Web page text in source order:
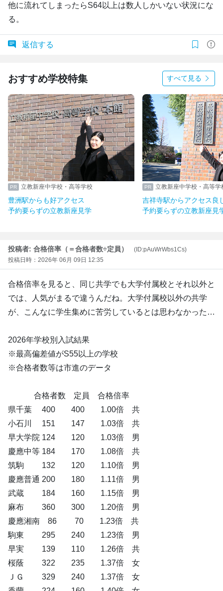
他に流れてしまったらS64以上は数人しかいない状況にな
る。
返信する
おすすめ学校特集 すべて見る
校・高等学校
アクセス
教新座見学
立教新座中学校・高等学校
吉祥寺駅からアクセス良し
予約要らずの立教新座見学
投稿者: 合格倍率（＝合格者数÷定員）
(ID:pAuWrWbs1Cs)
投稿日時：2026年 06月 09日 12:35
合格倍率を見ると、同じ共学でも大学付属校とそれ以外と
では、人気がまるで違うんだね。大学付属校以外の共学
が、こんなに学生集めに苦労しているとは思わなかった…
2026年学校別入試結果
※最高偏差値がS55以上の学校
※合格者数等は市進のデータ
合格者数 定員 合格倍率
県千葉 400 400 1.00倍 共
小石川 151 147 1.03倍 共
早大学院 124 120 1.03倍 男
慶應中等 184 170 1.08倍 共
筑駒 132 120 1.10倍 男
慶應普通 200 180 1.11倍 男
武蔵 184 160 1.15倍 男
麻布 360 300 1.20倍 男
慶應湘南 86 70 1.23倍 共
駒東 295 240 1.23倍 男
早実 139 110 1.26倍 共
桜蔭 322 235 1.37倍 女
ＪＧ 329 240 1.37倍 女